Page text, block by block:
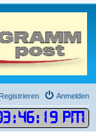
Anmelden
Registrieren
:46: 19 PM